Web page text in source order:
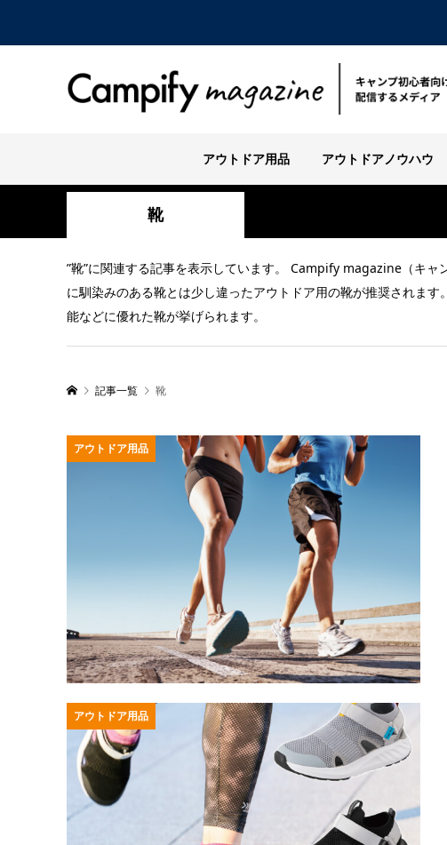
アウトドア用品 アウトドアノウハウ
靴
”靴”に関連する記事を表示しています。 Campify magazine（キ
に馴染みのある靴とは少し違ったアウトドア用の靴が推奨されま
能などに優れた靴が挙げられます。
記事一覧 靴
アウトドア用品
アウトドア用品